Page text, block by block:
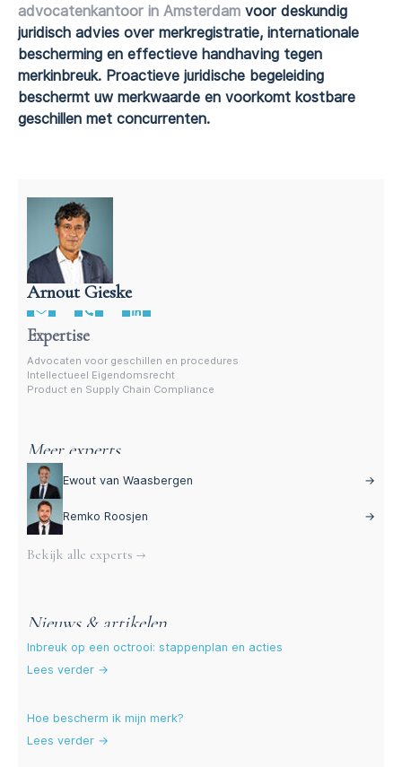
advocatenkantoor in Amsterdam voor deskundig
juridisch advies over merkregistratie, internationale
bescherming en effectieve handhaving tegen
merkinbreuk. Proactieve juridische begeleiding
beschermt uw merkwaarde en voorkomt kostbare
geschillen met concurrenten.
Arnout Gieske
Advocaat merkenrecht
Expertise
Advocaten voor geschillen en procedures
Intellectueel Eigendomsrecht
Product en Supply Chain Compliance
Meer experts
Ewout van Waasbergen →
Remko Roosjen →
Bekijk alle experts →
Nieuws & artikelen
Inbreuk op een octrooi: stappenplan en acties
Lees verder →
Hoe bescherm ik mijn merk?
Lees verder →